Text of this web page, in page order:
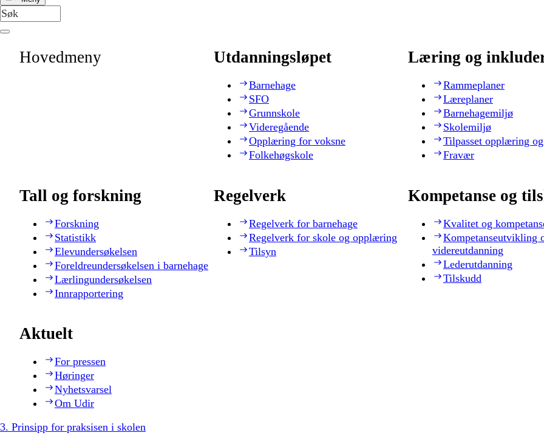
Hovedmeny Utdanningsløpet
Barnehage
SFO
Grunnskole
Videregående
Opplæring for voksne
Folkehøgskole
Læring og
Rammeplaner
Læreplaner
Barnehagemiljø
Skolemiljø
Tilpasset opplæring
Fravær
Tall og forskning
Forskning
Statistikk
Elevundersøkelsen
Foreldreundersøkelsen i barnehage
Lærlingundersøkelsen
Innrapportering
Regelverk
Regelverk for barnehage
Regelverk for skole og opplæring
Tilsyn
Kompetanse og
Kvalitet og
Kompetanseutvikling
videreutdanning
Lederutdanning
Tilskudd
Aktuelt
For pressen
Høringer
Nyhetsvarsel
Om Udir
3. Prinsipp for praksisen i skolen